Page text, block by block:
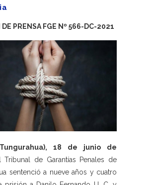
DE PRENSA FGE Nº 566-DC-2021
18 de junio de
Tribunal de Garantías Penales de
sentenció a nueve años y cuatro